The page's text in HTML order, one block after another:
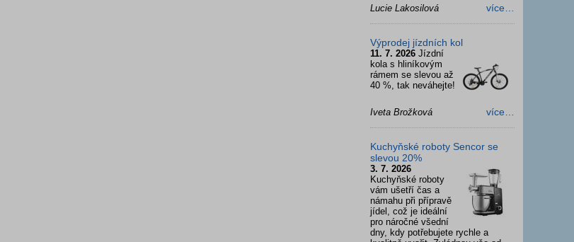
Lucie Lakosilová
více…
Výprodej jízdních kol
11. 7. 2026 Jízdní
kola s hliníkovým
rámem se slevou až
40 %, tak neváhejte!
Iveta Brožková více…
Kuchyňské roboty Sencor se
slevou 20%
3. 7. 2026
Kuchyňské roboty
vám ušetří čas a
námahu při přípravě
jídel, což je ideální
pro náročné všední
dny, kdy potřebujete rychle a